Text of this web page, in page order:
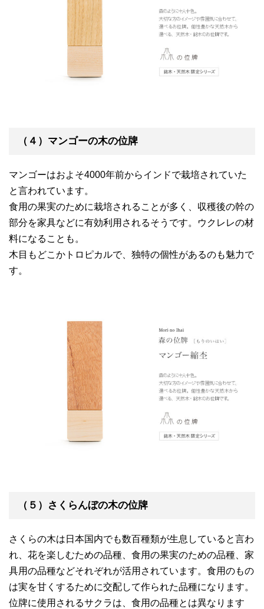
（４）マンゴーの木の位牌
マンゴーはおよそ4000年前からインドで栽培されていた
と言われています。
食用の果実のために栽培されることが多く、収穫後の幹の
部分を家具などに有効利用されるそうです。ウクレレの材
料になることも。
木目もどこかトロピカルで、独特の個性があるのも魅力で
す。
（５）さくらんぼの木の位牌
さくらの木は日本国内でも数百種類が生息していると言わ
れ、花を楽しむための品種、食用の果実のための品種、家
具用の品種などそれぞれが活用されています。食用のもの
は実を甘くするために交配して作られた品種になります。
位牌に使用されるサクラは、食用の品種とは異なります